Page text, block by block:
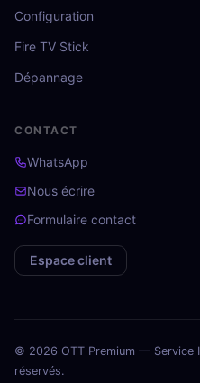
Configuration
Fire TV Stick
Dépannage
CONTACT
WhatsApp
Nous écrire
Formulaire contact
Espace client
© 2026 OTT Premium — Service
réservés.